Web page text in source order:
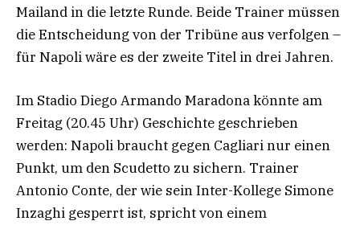
Mailand in die letzte Runde. Beide Trainer müssen
die Entscheidung von der Tribüne aus verfolgen –
für Napoli wäre es der zweite Titel in drei Jahren.
Im Stadio Diego Armando Maradona könnte am
Freitag (20.45 Uhr) Geschichte geschrieben
werden: Napoli braucht gegen Cagliari nur einen
Punkt, um den Scudetto zu sichern. Trainer
Antonio Conte, der wie sein Inter-Kollege Simone
Inzaghi gesperrt ist, spricht von einem